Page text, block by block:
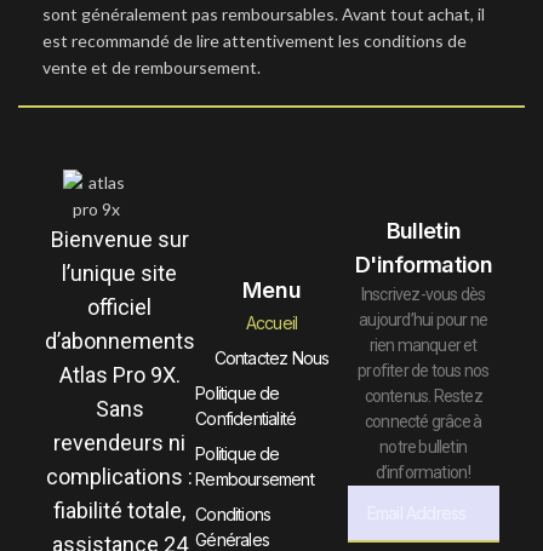
sont généralement pas remboursables. Avant tout achat, il
est recommandé de lire attentivement les conditions de
vente et de remboursement.
Bienvenue sur
l’unique site
officiel
d’abonnements
Atlas Pro 9X.
Sans
revendeurs ni
complications :
fiabilité totale,
assistance 24
Menu
Accueil
Contactez Nous
Politique de
Confidentialité
Politique de
Remboursement
Conditions
Générales
Bulletin
D'information
Inscrivez-vous dès
aujourd’hui pour ne
rien manquer et
profiter de tous nos
contenus. Restez
connecté grâce à
notre bulletin
d’information !